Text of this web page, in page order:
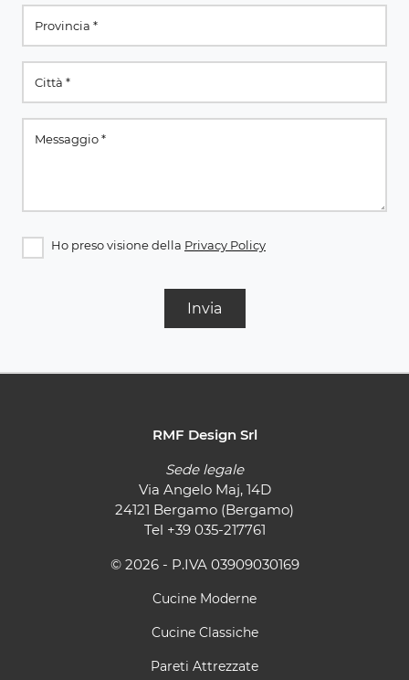
Ho preso visione della Privacy Policy
Invia
RMF Design Srl
Sede legale
Via Angelo Maj, 14D
24121 Bergamo (Bergamo)
Tel +39 035-217761
© 2026 - P.IVA 03909030169
Cucine Moderne
Cucine Classiche
Pareti Attrezzate